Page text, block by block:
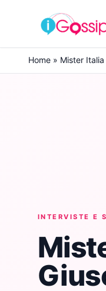
Skip to content
Home » Mister
INTERVISTE E